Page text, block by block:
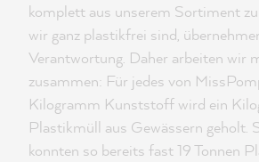
komplett aus unserem Sortiment
wir ganz plastikfrei sind,
Verantwortung. Daher arbeiten wir
zusammen: Für jedes von
Kilogramm Kunststoff wird ein
Plastikmüll aus Gewässern geholt.
konnten so bereits fast 19 Tonnen